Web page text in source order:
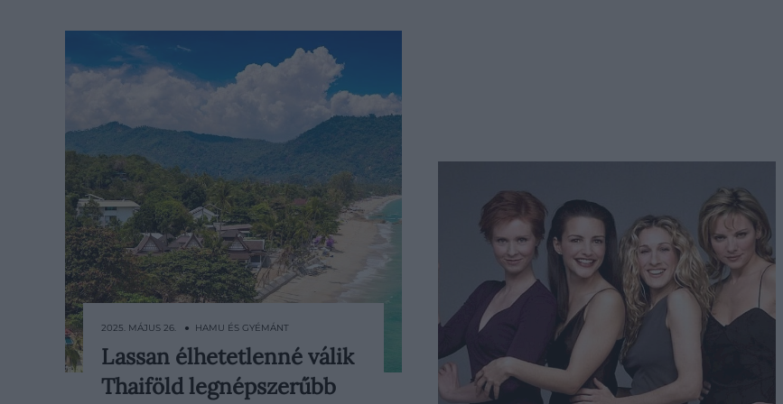
A Max népszerű sorozata, A Fehér
Lótusz harmadik évadának hatására
2025. MÁJUS 26. ● HAMU ÉS GYÉMÁNT
Lassan élhetetlenné válik
Thaiföld legnépszerűbb